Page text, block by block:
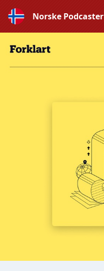
Norske Podcaster